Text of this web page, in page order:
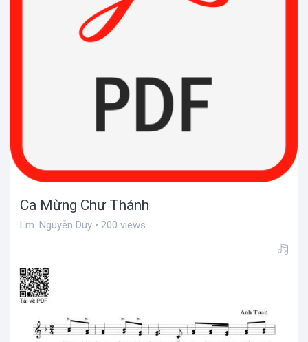
Ca Mừng Chư Thánh
Lm. Nguyễn Duy • 200 views